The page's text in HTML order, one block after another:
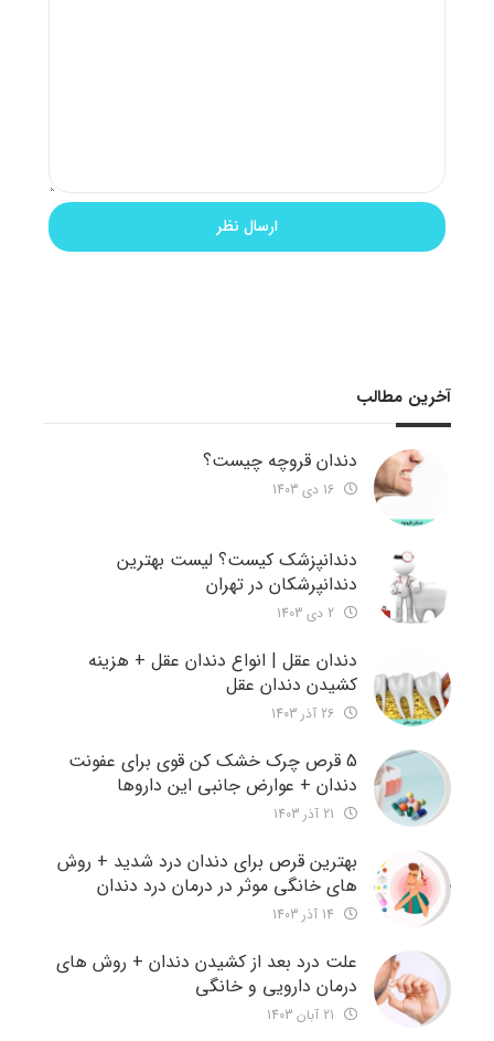
آخرین مطالب
دندان قروچه چیست؟
دندانپزشک کیست؟ لیست بهترین
دندانپرشکان در تهران
دندان عقل | انواع دندان عقل + هزینه
کشیدن دندان عقل
5 قرص چرک خشک کن قوی برای عفونت
دندان + عوارض جانبی این داروها
بهترین قرص برای دندان درد شدید + روش
های خانگی موثر در درمان درد دندان
علت درد بعد از کشیدن دندان + روش های
درمان دارویی و خانگی